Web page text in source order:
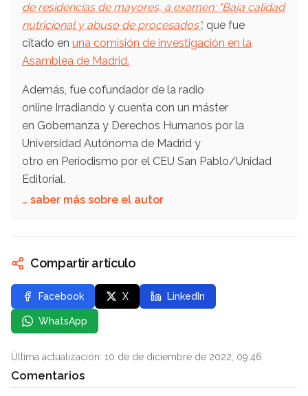
de residencias de mayores, a examen: "Baja calidad
nutricional y abuso de procesados", que fue
citado en una comisión de investigación en la
Asamblea de Madrid.
Además, fue cofundador de la radio
online Irradiando y cuenta con un máster
en Gobernanza y Derechos Humanos por la
Universidad Autónoma de Madrid y
otro en Periodismo por el CEU San Pablo/Unidad
Editorial.
… saber más sobre el autor
Compartir artículo
Facebook X LinkedIn
WhatsApp
Última actualización: 10 de de diciembre de 2022, 09:46
Comentarios